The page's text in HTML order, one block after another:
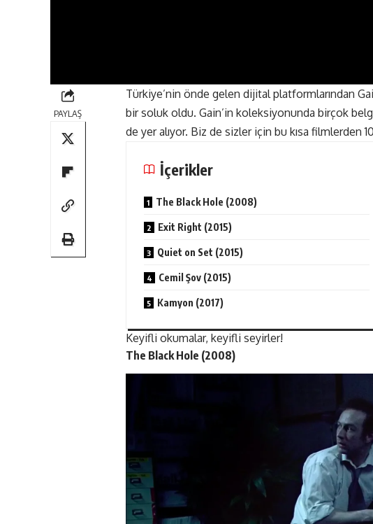
PAYLAŞ
Türkiye’nin önde gelen dijital platformlarından
bir soluk oldu. Gain’in koleksiyonunda birçok
de yer alıyor. Biz de sizler için bu kısa filmlerden
İçerikler
The Black Hole (2008)
Exit Right (2015)
Quiet on Set (2015)
Cemil Şov (2015)
Kamyon (2017)
Keyifli okumalar, keyifli seyirler!
The Black Hole (2008)